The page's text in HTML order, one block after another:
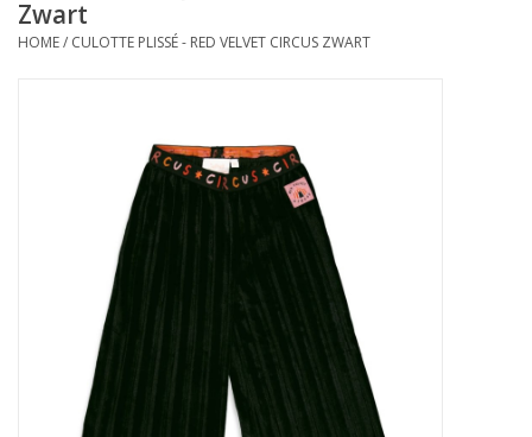
Jongens
Schoenen en Tassen
Cadeaubonnen
Zwart
HOME/ CULOTTE PLISSÉ - RED VELVET CIRCUS ZWART